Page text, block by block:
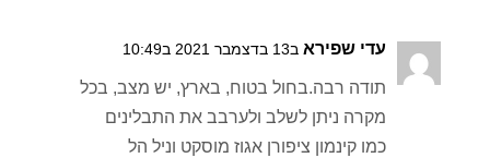
עדי שפירא ב13 בדצמבר 2021 ב10:49
תודה רבה.בחול בטוח, בארץ, יש מצב, בכל
מקרה ניתן לשלב ולערבב את התבלינים
כמו קינמון ציפורן אגוז מוסקט וניל הל